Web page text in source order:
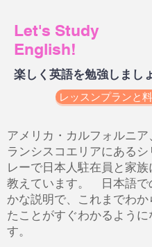
Let's Study
English!
楽しく英語を勉強しまし
レッスンプランと
アメリカ・カルフォルニア
ランシスコエリアにある
レーで日本人駐在員と家族
教えています。 日本語で
かな説明で、これまでわか
たことがすぐわかるように
す。